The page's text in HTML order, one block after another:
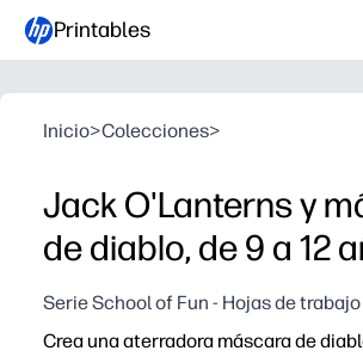
Printables
Inicio>Colecciones>
Jack O'Lanterns y
de diablo, de 9 a 12
Serie School of Fun - Hojas de
Crea una aterradora máscara de